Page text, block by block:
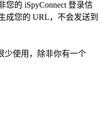
的 iSpyConnect 登录信
成您的 URL，不会发送到
少使用，除非你有一个